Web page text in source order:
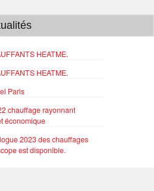
HEATME.
HEATME.
Paris
chauffage rayonnant
économique
2023 des chauffages
est disponible.